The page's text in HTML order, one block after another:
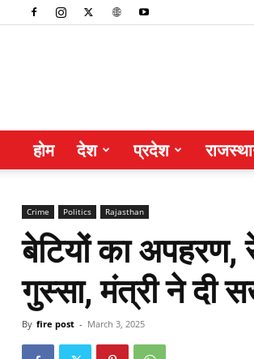
होम देश प्रदेश
Crime Politics Rajasthan
बेटियों का अपहरण,
गुस्सा, मंत्री ने दी
By fire post - March 3, 2025